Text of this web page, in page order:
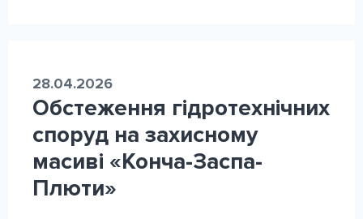
28.04.2026
Обстеження гідротехнічних
споруд на захисному
масиві «Конча-Заспа-
Плюти»